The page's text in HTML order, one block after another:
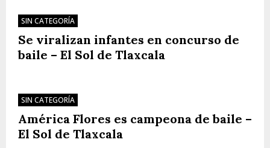
SIN CATEGORÍA
Se viralizan infantes en concurso de
baile – El Sol de Tlaxcala
SIN CATEGORÍA
América Flores es campeona de baile –
El Sol de Tlaxcala